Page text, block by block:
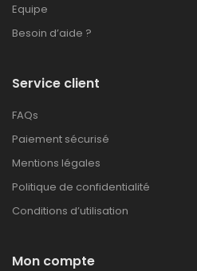
Equipe
Besoin d’aide ?
Service client
FAQs
Paiement sécurisé
Mentions légales
Politique de confidentialité
Conditions d’utilisation
Mon compte